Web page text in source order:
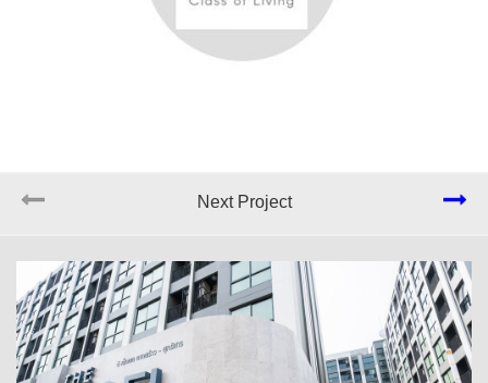
Next Project